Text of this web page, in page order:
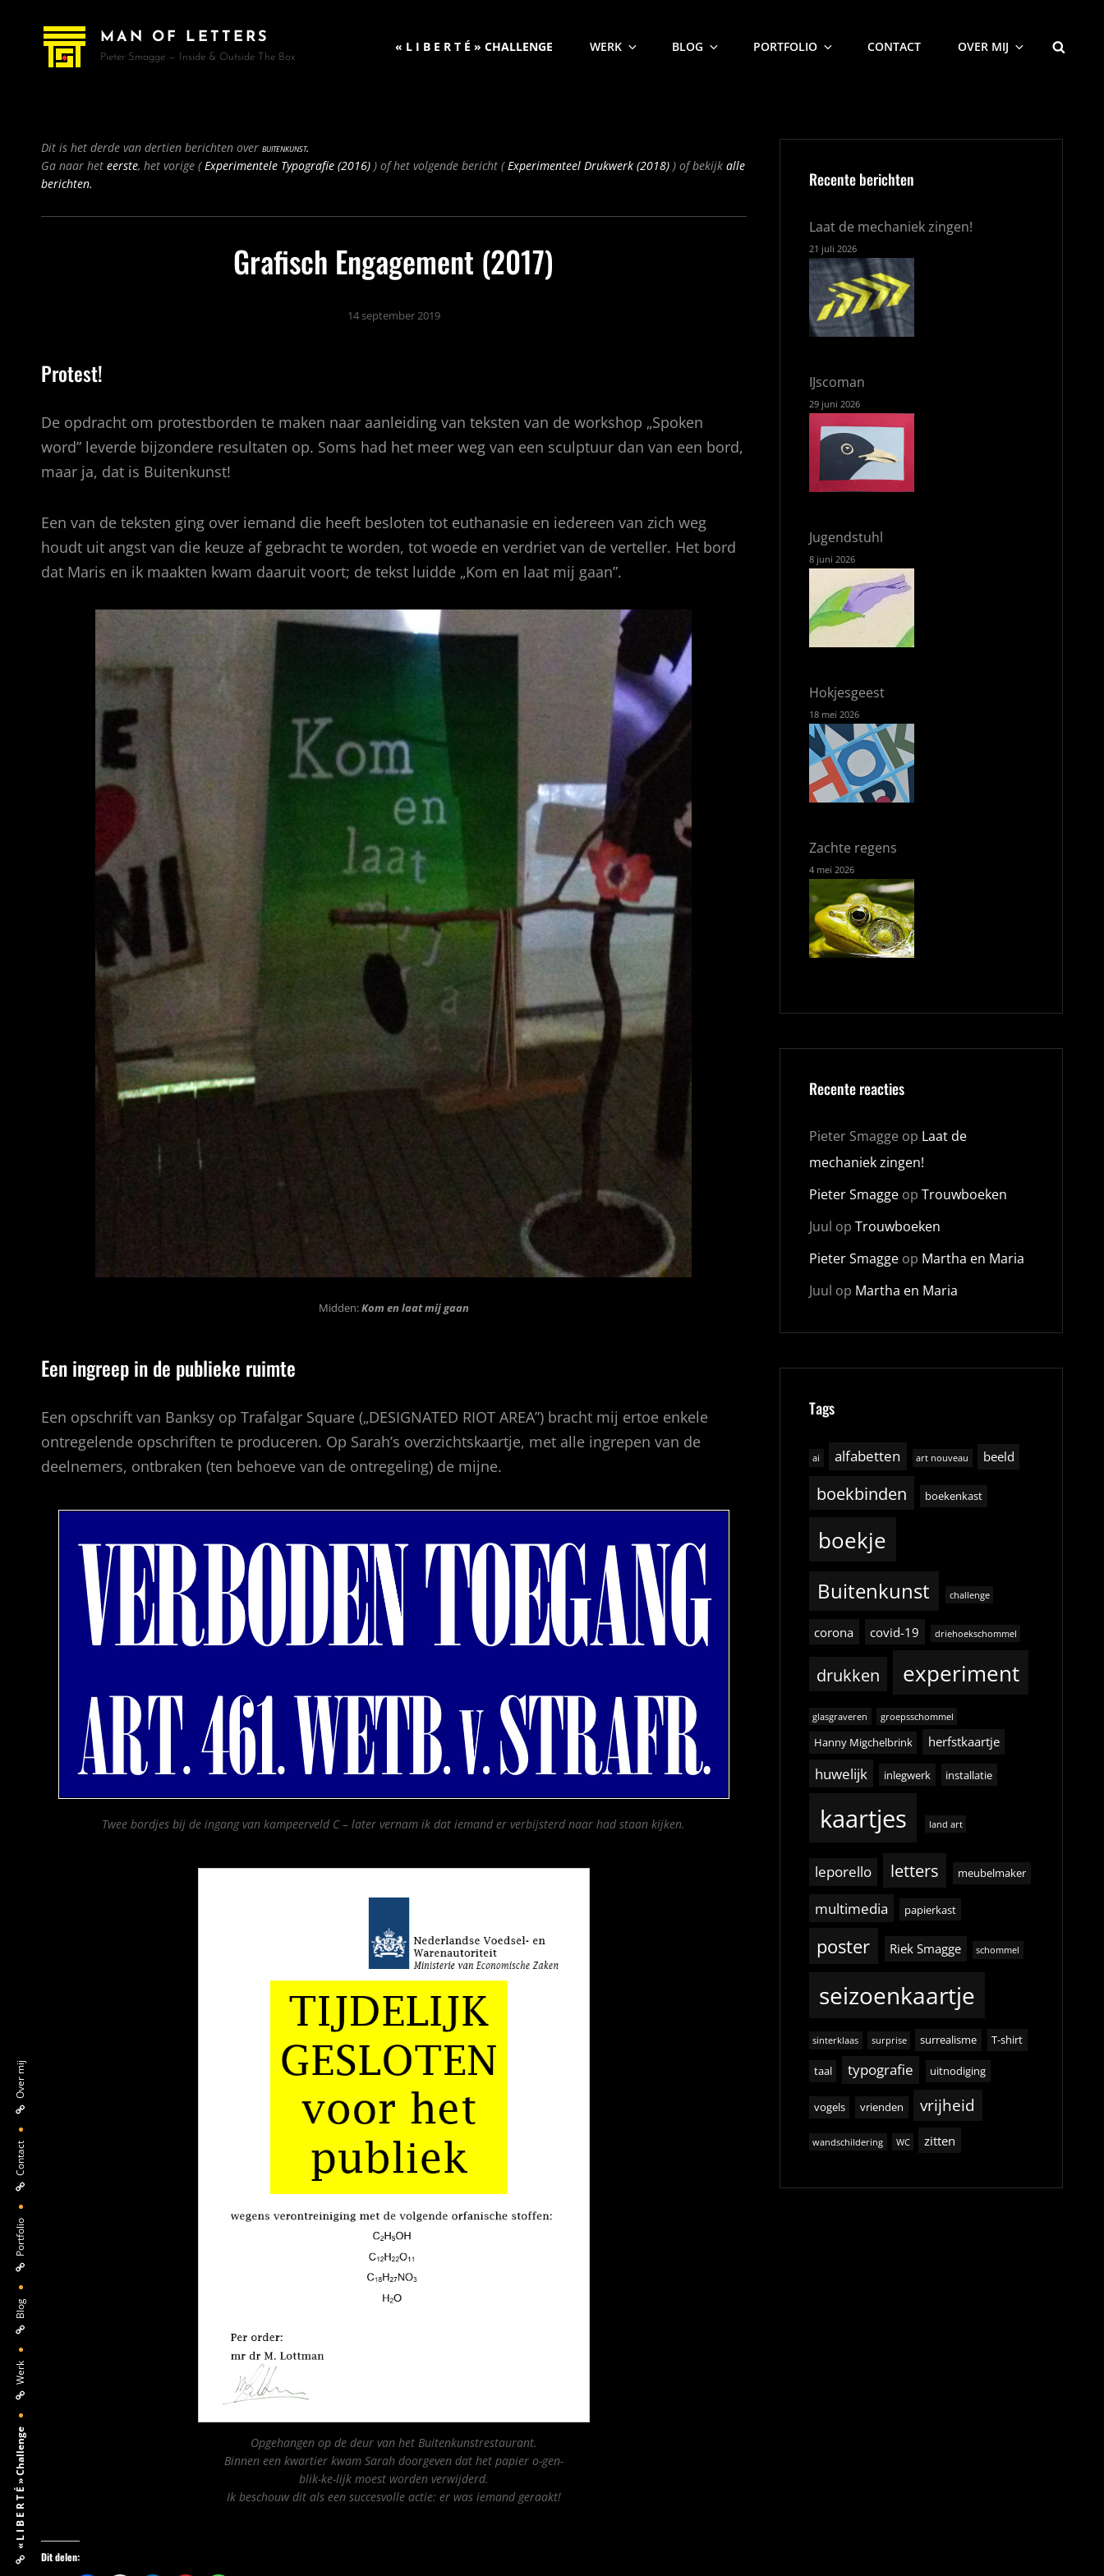
MAN OF LETTERS
Pieter Smagge — Inside & Outside The Box
« L I B E R T É » CHALLENGE WERK BLOG PORTFOLIO CONTACT OVER MIJ
« L I B E R T É » Challenge
Werk
Blog
Portfolio
Contact
Over mij
Bericht
navigatie
Dit is het derde van dertien berichten over buitenkunst.
Ga naar het eerste, het vorige ( Vorig
Experimentele Typografie (2016) ) of het volgende bericht ( Volgend
Experimenteel Drukwerk (2018) ) of bekijk alle
berichten.
Grafisch Engagement (2017)
14 september 2019
Protest!
De opdracht om protestborden te maken naar aanleiding van teksten van de workshop „Spoken
word” leverde bijzondere resultaten op. Soms had het meer weg van een sculptuur dan van een bord,
maar ja, dat is Buitenkunst!
Een van de teksten ging over iemand die heeft besloten tot euthanasie en iedereen van zich weg
houdt uit angst van die keuze af gebracht te worden, tot woede en verdriet van de verteller. Het bord
dat Maris en ik maakten kwam daaruit voort; de tekst luidde „Kom en laat mij gaan”.
Midden:Kom en laat mij gaan
Een ingreep in de publieke ruimte
Een opschrift van Banksy op Trafalgar Square („DESIGNATED RIOT AREA”) bracht mij ertoe enkele
ontregelende opschriften te produceren. Op Sarah’s overzichtskaartje, met alle ingrepen van de
deelnemers, ontbraken (ten behoeve van de ontregeling) de mijne.
Twee bordjes bij de ingang van kampeerveld C – later vernam ik dat iemand er verbijsterd naar had staan kijken.
Opgehangen op de deur van het Buitenkunstrestaurant.
Binnen een kwartier kwam Sarah doorgeven dat het papier o-gen-
blik-ke-lijk moest worden verwijderd.
Ik beschouw dit als een succesvolle actie: er was iemand geraakt!
Dit delen:
Recente berichten
Laat de mechaniek zingen!
21 juli 2026
IJscoman
29 juni 2026
Jugendstuhl
8 juni 2026
Hokjesgeest
18 mei 2026
Zachte regens
4 mei 2026
Recente reacties
Pieter Smagge op Laat de
mechaniek zingen!
Pieter Smaggeop Trouwboeken
Juul op Trouwboeken
Pieter Smaggeop Martha en Maria
Juul op Martha en Maria
Tags
ai alfabetten art nouveau beeld
boekbinden boekenkast
boekje
Buitenkunst challenge
corona covid-19 driehoekschommel
drukken experiment
glasgraveren groepsschommel
Hanny Migchelbrink herfstkaartje
huwelijk inlegwerk installatie
kaartjes land art
leporello letters meubelmaker
multimedia papierkast
poster Riek Smagge schommel
seizoenkaartje
sinterklaas surprise surrealisme T-shirt
taal typografie uitnodiging
vogels vrienden vrijheid
wandschildering WC zitten